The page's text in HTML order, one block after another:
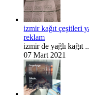
izmir kağıt çeşitleri
reklam
izmir de yağlı kağıt ..
07 Mart 2021